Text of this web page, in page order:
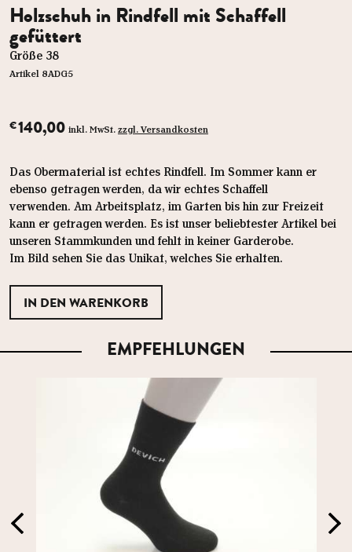
Holzschuh in Rindfell mit Schaffell
gefüttert
Größe 38
Artikel 8ADG5
€140,00 inkl. MwSt. zzgl. Versandkosten
Das Obermaterial ist echtes Rindfell. Im Sommer kann er
ebenso getragen werden, da wir echtes Schaffell
verwenden. Am Arbeitsplatz, im Garten bis hin zur Freizeit
kann er getragen werden. Es ist unser beliebtester Artikel bei
unseren Stammkunden und fehlt in keiner Garderobe.
Im Bild sehen Sie das Unikat, welches Sie erhalten.
EMPFEHLUNGEN